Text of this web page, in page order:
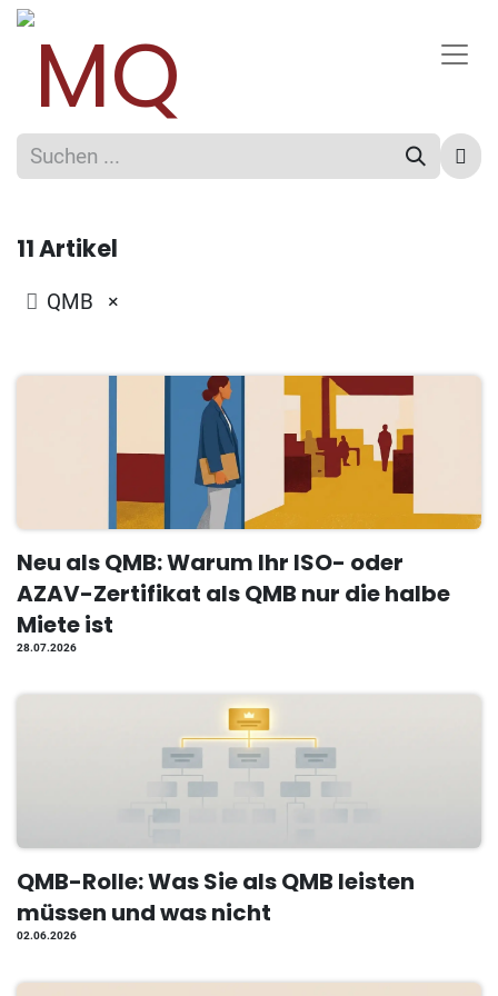
11 Artikel
QMB ×
Neu als QMB: Warum Ihr ISO- oder
AZAV-Zertifikat als QMB nur die halbe
Miete ist
28.07.2026
QMB-Rolle: Was Sie als QMB leisten
müssen und was nicht
02.06.2026